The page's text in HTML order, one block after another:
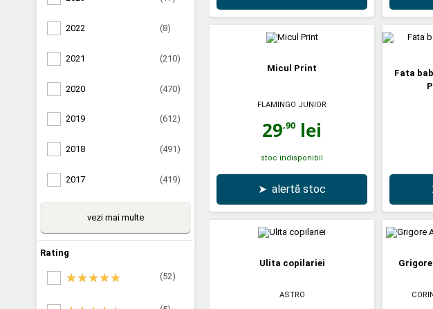
2022 (8)
2021 (210)
2020 (470)
2019 (612)
2018 (491)
2017 (419)
vezi mai multe
Rating
(52)
Micul Print
FLAMINGO JUNIOR
29,90 lei
stoc indisponibil
➤ alertă stoc
Fata
Ulita copilariei
ASTRO